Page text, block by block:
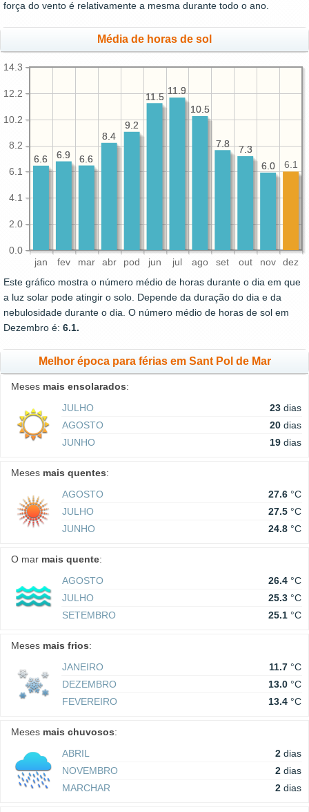
força do vento é relativamente a mesma durante todo o ano.
Média de horas de sol
jan fev mar abr pod jun jul ago set out nov dez
0.0
2.0
4.1
6.1
8.2
10.2
12.2
14.3
6.0
7.3
7.8
10.5
11.9
11.5
9.2
8.4
6.6
6.9
6.6
6.1
6.0
7.3
7.8
10.5
11.9
11.5
9.2
8.4
6.6
6.9
6.6
Este gráfico mostra o número médio de horas durante o dia em que
a luz solar pode atingir o solo. Depende da duração do dia e da
nebulosidade durante o dia. O número médio de horas de sol em
Dezembro é: 6.1.
Melhor época para férias em Sant Pol de Mar
Meses mais ensolarados:
JULHO
23 dias
AGOSTO
20 dias
JUNHO
19 dias
Meses mais quentes:
AGOSTO
27.6 °C
JULHO
27.5 °C
JUNHO
24.8 °C
O mar mais quente:
AGOSTO
26.4 °C
JULHO
25.3 °C
SETEMBRO
25.1 °C
Meses mais frios:
JANEIRO
11.7 °C
DEZEMBRO
13.0 °C
FEVEREIRO
13.4 °C
Meses mais chuvosos:
ABRIL
2 dias
NOVEMBRO
2 dias
MARCHAR
2 dias